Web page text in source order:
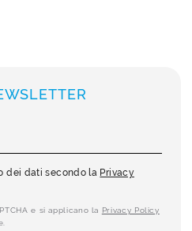
dei dati secondo la Privacy
e si applicano la Privacy Policy